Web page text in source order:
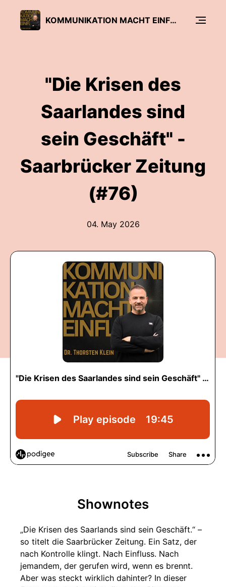
KOMMUNIKATION MACHT EINFLUSS
"Die Krisen des
Saarlandes sind
sein Geschäft" -
Saarbrücker Zeitung
(#76)
04. May 2026
Shownotes
„Die Krisen des Saarlands sind sein Geschäft.“ –
so titelt die Saarbrücker Zeitung. Ein Satz, der
nach Kontrolle klingt. Nach Einfluss. Nach
jemandem, der gerufen wird, wenn es brennt.
Aber was steckt wirklich dahinter? In dieser